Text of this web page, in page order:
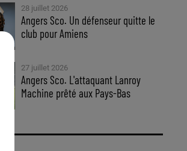
28 juillet 2026
Angers Sco. Un défenseur quitte le
club pour Amiens
27 juillet 2026
Angers Sco. L'attaquant Lanroy
Machine prêté aux Pays-Bas